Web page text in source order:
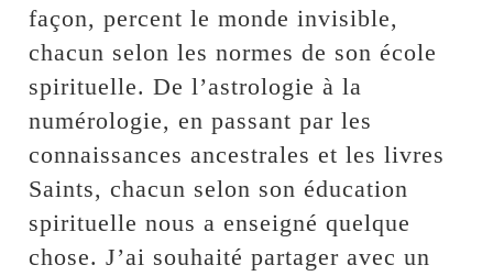
façon, percent le monde invisible,
chacun selon les normes de son école
spirituelle. De l’astrologie à la
numérologie, en passant par les
connaissances ancestrales et les livres
Saints, chacun selon son éducation
spirituelle nous a enseigné quelque
chose. J’ai souhaité partager avec un